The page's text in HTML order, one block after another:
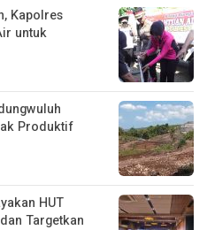
Kapolres
untuk
Produktif
HUT
Targetkan